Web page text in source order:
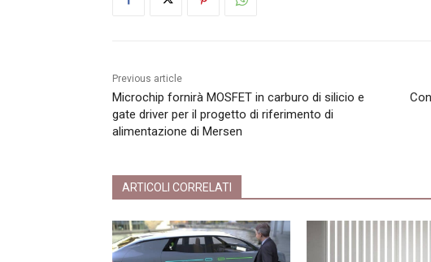
Previous article
Microchip fornirà MOSFET in carburo di silicio e
gate driver per il progetto di riferimento di
alimentazione di Mersen
ARTICOLI CORRELATI